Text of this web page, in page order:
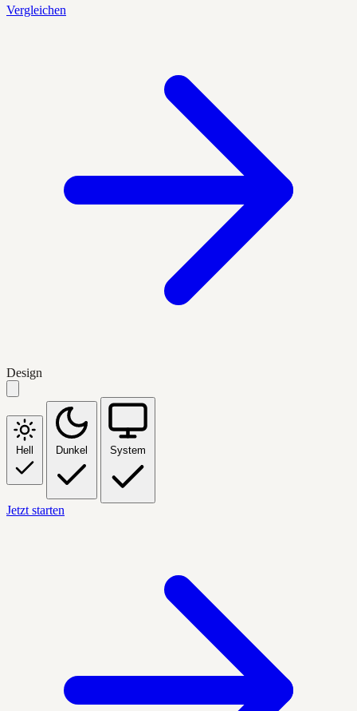
Vergleichen
Design
Hell Dunkel System
Jetzt starten